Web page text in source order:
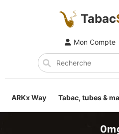
Tabac
Mon Compte
ARKx Way Tabac, tubes &